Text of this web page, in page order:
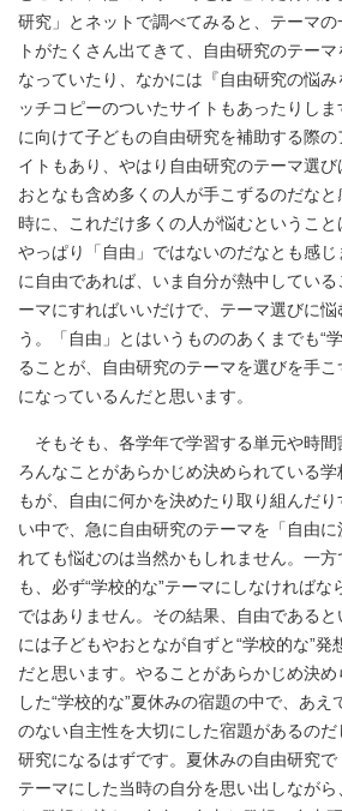
研究」とネットで調べてみると、テーマ
トがたくさん出てきて、自由研究のテー
なっていたり、なかには『自由研究の悩
ッチコピーのついたサイトもあったりし
に向けて子どもの自由研究を補助する際
イトもあり、やはり自由研究のテーマ選び
おとなも含め多くの人が手こずるのだなと
時に、これだけ多くの人が悩むというこ
やっぱり「自由」ではないのだなとも感
に自由であれば、いま自分が熱中してい
ーマにすればいいだけで、テーマ選びに悩
う。「自由」とはいうもののあくまでも“
ることが、自由研究のテーマを選びを手
になっているんだと思います。
そもそも、各学年で学習する単元や時間
ろんなことがあらかじめ決められている
もが、自由に何かを決めたり取り組んだ
い中で、急に自由研究のテーマを「自由
れても悩むのは当然かもしれません。一
も、必ず“学校的な”テーマにしなければな
ではありません。その結果、自由である
には子どもやおとなが自ずと“学校的な”
だと思います。やることがあらかじめ決め
した“学校的な”夏休みの宿題の中で、あえ
のない自主性を大切にした宿題があるの
研究になるはずです。夏休みの自由研究
テーマにした当時の自分を思い出しながら